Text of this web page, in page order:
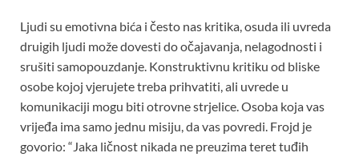
Ljudi su emotivna bića i često nas kritika, osuda ili uvreda
druigih ljudi može dovesti do očajavanja, nelagodnosti i
srušiti samopouzdanje. Konstruktivnu kritiku od bliske
osobe kojoj vjerujete treba prihvatiti, ali uvrede u
komunikaciji mogu biti otrovne strjelice. Osoba koja vas
vrijeđa ima samo jednu misiju, da vas povredi. Frojd je
govorio: “Jaka ličnost nikada ne preuzima teret tuđih